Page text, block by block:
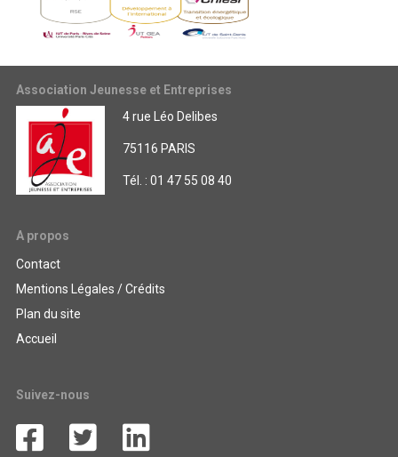
Association Jeunesse et Entreprises
4 rue Léo Delibes
75116 PARIS
Tél. : 01 47 55 08 40
A propos
Contact
Mentions Légales / Crédits
Plan du site
Accueil
Suivez-nous